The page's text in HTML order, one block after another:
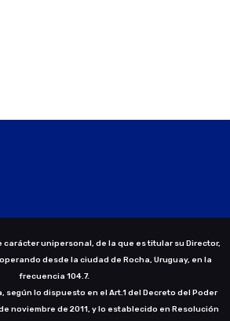
carácter unipersonal, de la que es titular su Director,
operando desde la ciudad de Rocha, Uruguay, en la
frecuencia 104.7.
según lo dispuesto en el Art.1 del Decreto del Poder
noviembre de 2011, y lo establecido en Resolución